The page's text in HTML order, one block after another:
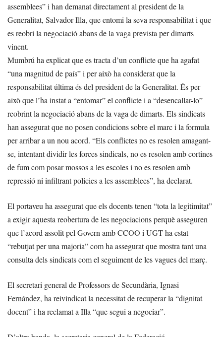
assemblees” i han demanat directament al president de la
Generalitat, Salvador Illa, que entomi la seva responsabilitat i que
es reobri la negociació abans de la vaga prevista per dimarts
vinent.
Mumbrú ha explicat que es tracta d’un conflicte que ha agafat
“una magnitud de país” i per això ha considerat que la
responsabilitat última és del president de la Generalitat. És per
això que l’ha instat a “entomar” el conflicte i a “desencallar-lo”
reobrint la negociació abans de la vaga de dimarts. Els sindicats
han assegurat que no posen condicions sobre el marc i la formula
per arribar a un nou acord. “Els conflictes no es resolen amagant-
se, intentant dividir les forces sindicals, no es resolen amb cortines
de fum com posar mossos a les escoles i no es resolen amb
repressió ni infiltrant policies a les assemblees”, ha declarat.
El portaveu ha assegurat que els docents tenen “tota la legitimitat”
a exigir aquesta reobertura de les negociacions perquè asseguren
que l’acord assolit pel Govern amb CCOO i UGT ha estat
“rebutjat per una majoria” com ha assegurat que mostra tant una
consulta dels sindicats com el seguiment de les vagues del març.
El secretari general de Professors de Secundària, Ignasi
Fernández, ha reivindicat la necessitat de recuperar la “dignitat
docent” i ha reclamat a Illa “que segui a negociar”.